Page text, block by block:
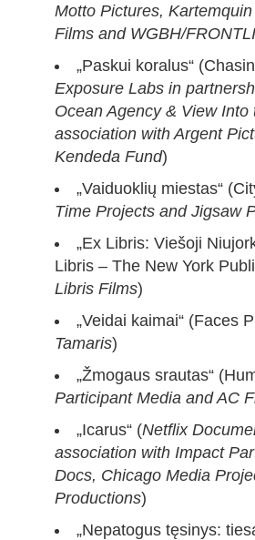
Motto Pictures,
Films and WGBH/
„Paskui koralus“
Exposure Labs in
Ocean Agency & View Into
association with Argent
Kendeda Fund)
„Vaiduoklių miestas“
Time Projects and Jigsaw
„Ex Libris: Viešoji
Libris – The New York
Libris Films)
„Veidai kaimai“ (Faces
Tamaris)
„Žmogaus srautas“
Participant Media and AC
„Icarus“ (Netflix
association with Impact
Docs, Chicago Media
Productions)
„Nepatogus tęsinys: